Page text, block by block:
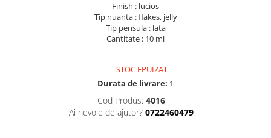
Finish : lucios
Tip nuanta : flakes, jelly
Tip pensula : lata
Cantitate : 10 ml
STOC EPUIZAT
Durata de livrare: 1
Cod Produs: 4016
Ai nevoie de ajutor? 0722460479